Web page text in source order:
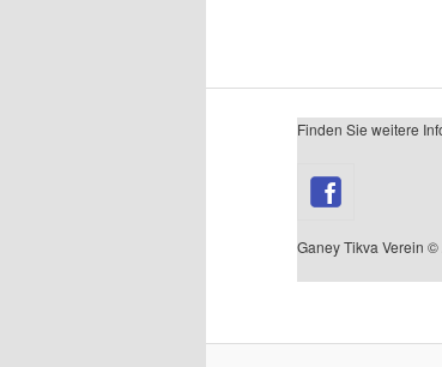
Finden Sie weitere
Ganey Tikva Verein